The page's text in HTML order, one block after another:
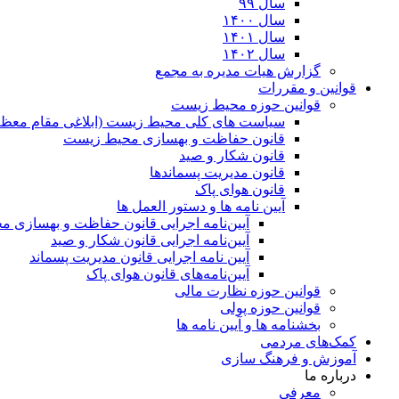
سال ۹۹
سال ۱۴۰۰
سال ۱۴۰۱
سال ۱۴۰۲
گزارش هیات مدیره به مجمع
قوانین و مقررات
قوانین حوزه محیط زیست
ﺳﯿﺎﺳﺖ ﻫﺎی ﮐﻠﯽ ﻣﺤﯿﻂ زﯾﺴﺖ (ابلاغی مقام
قانون حفاظت و بهسازی محیط زیست
قانون شکار و صید
قانون مدیریت پسماندها
قانون هوای پاک
آیین نامه ها و دستور العمل ها
آیین‌نامه اجرایی قانون حفاظت و
آیین‌نامه اجرایی قانون شکار و صید
آیین نامه اجرایی قانون مدیریت پسماند
آیین‌نامه‌های قانون هوای پاک
قوانین حوزه نظارت مالی
قوانین حوزه پولی
بخشنامه ها و آیین نامه ها
کمک‌های مردمی
آموزش و فرهنگ سازی
درباره ما
معرفی